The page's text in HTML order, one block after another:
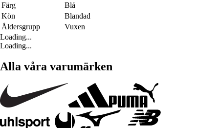
Färg
Blå
Kön
Blandad
Åldersgrupp
Vuxen
Loading...
Loading...
Alla våra varumärken